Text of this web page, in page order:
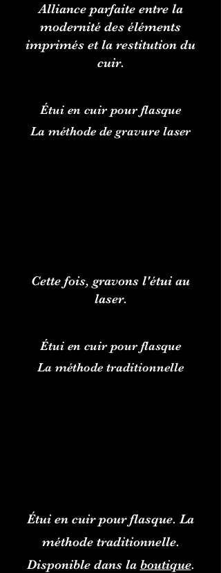
Alliance parfaite entre la
modernité des éléments
imprimés et la restitution du
cuir.
Étui en cuir pour flasque
La méthode de gravure laser
Cette fois, gravons l'étui au
laser.
Étui en cuir pour flasque
La méthode traditionnelle
Étui en cuir pour flasque. La
méthode traditionnelle.
Disponible dans la boutique.